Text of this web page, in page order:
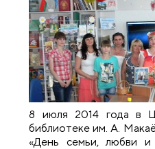
8 июля 2014 года в
библиотеке им. А.
«День семьи, любви и